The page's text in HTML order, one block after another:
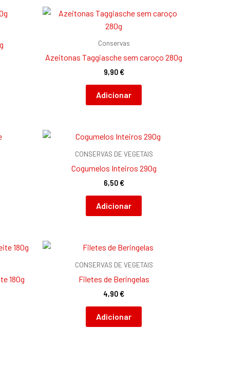
Conservas
Azeitonas Taggiasche sem caroço 280g
9,90€
Adicionar
CONSERVAS DE VEGETAIS
Cogumelos Inteiros 290g
6,50€
Adicionar
180g
CONSERVAS DE VEGETAIS
Filetes de Beringelas
4,90€
Adicionar